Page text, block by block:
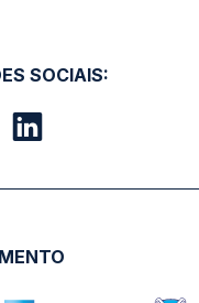
SOCIAIS: